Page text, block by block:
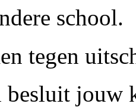
school.
tegen
besluit jouw